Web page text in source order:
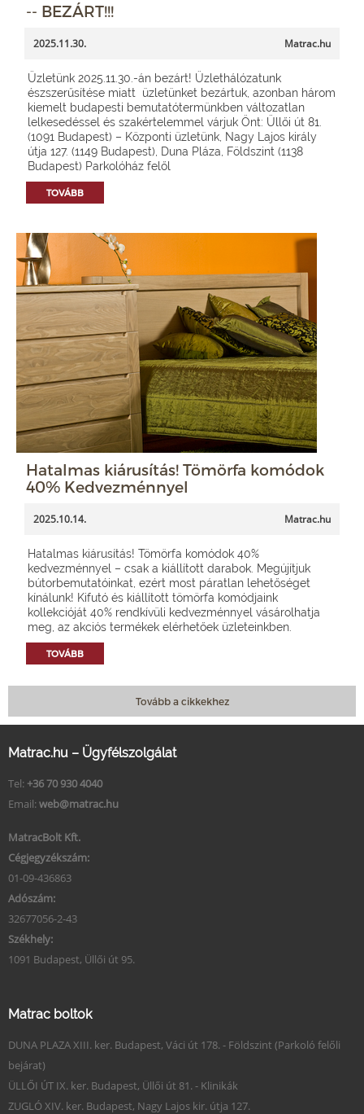
-- BEZÁRT!!!
2025.11.30. Matrac.hu
Üzletünk 2025.11.30.-án bezárt! Üzlethálózatunk
észszerűsítése miatt üzletünket bezártuk, azonban három
kiemelt budapesti bemutatótermünkben változatlan
lelkesedéssel és szakértelemmel várjuk Önt: Üllői út 81.
(1091 Budapest) – Központi üzletünk, Nagy Lajos király
útja 127. (1149 Budapest), Duna Pláza, Földszint (1138
Budapest) Parkolóház felől
TOVÁBB
Hatalmas kiárusítás! Tömörfa komódok
40% Kedvezménnyel
2025.10.14. Matrac.hu
Hatalmas kiárusítás! Tömörfa komódok 40%
kedvezménnyel – csak a kiállított darabok. Megújítjuk
bútorbemutatóinkat, ezért most páratlan lehetőséget
kínálunk! Kifutó és kiállított tömörfa komódjaink
kollekcióját 40% rendkívüli kedvezménnyel vásárolhatja
meg, az akciós termékek elérhetőek üzleteinkben.
TOVÁBB
Tovább a cikkekhez
Matrac.hu – Ügyfélszolgálat
Tel: +36 70 930 4040
Email: web@matrac.hu
MatracBolt Kft.
Cégjegyzékszám:
01-09-436863
Adószám:
32677056-2-43
Székhely:
1091 Budapest, Üllői út 95.
Matrac boltok
DUNA PLAZA XIII. ker. Budapest, Váci út 178. - Földszint (Parkoló felőli
bejárat)
ÜLLŐI ÚT IX. ker. Budapest, Üllői út 81. - Klinikák
ZUGLÓ XIV. ker. Budapest, Nagy Lajos kir. útja 127.